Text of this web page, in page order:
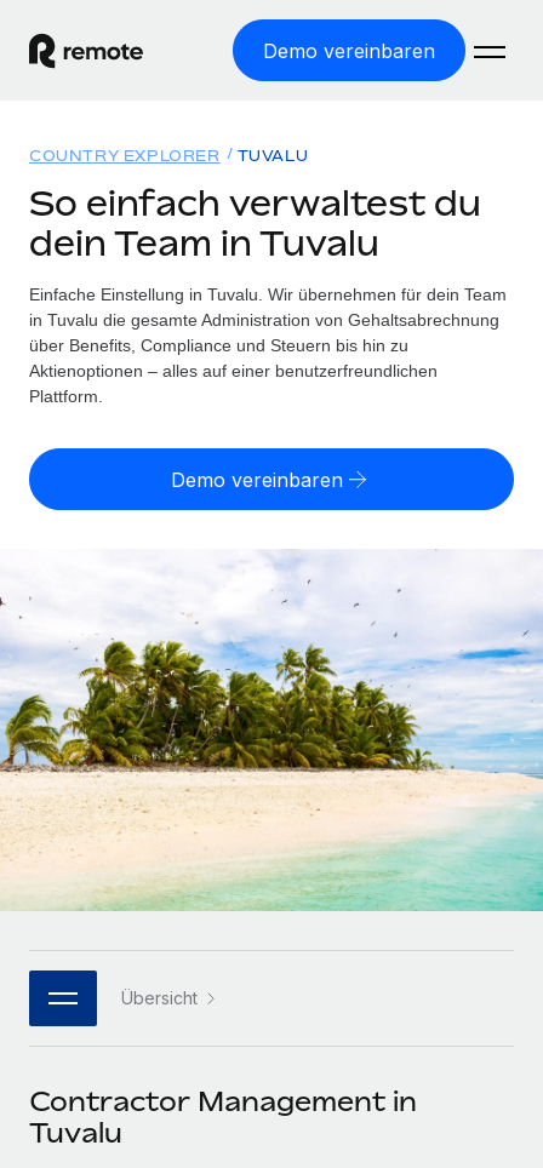
Demo vereinbaren
WELTWEITE BESCHÄFTIGUNG
Globale Payroll
Einfache, rechtssicher Payroll
Employer of Record
Weltweites Wachstum ohne Kosten für Niederlassungen
Contractor of Record
Rechtssichere, weltweite Arbeit mit Freelancer:innen
Globales Onboarding und Verwalten von
PEO
Auslagern von komplexen HR-Aufgaben
INFRASTRUKTUR
Remote Embedded
Nahtlose Integration der HR in bestehende Abläufe
Plattform
Integrierte HR-Kernfunktionen für dein Team
MCP
Integrationen
Tools
Lösungen
WELTWEITE ABDECKUNG
Country Explorer
Länderspezifische Unterstützung bei der Einstellung
Einfache Einstellung in allen US-Bundesstaaten
WACHSTUMSPHASE
Startups
Agile HR- und Payroll-Lösungen für wachsende
Unternehmen
Mittelstand
Maßgeschneiderte HR-Lösungen, um Teams zu
vergrößern
Globale HR für Konzerne und Großunternehmen
PARTNER WERDEN
Flexible Einbettung von Global-HR-Funktionen in deine
Partner werden
Ressourcen
TOOLS UND RECHNER
Scheinselbstständigkeitsrisiko berechnen
Personalkostenrechner
Gesamtbeschäftigungskosten
Honorarzahlungen berechnen
Informationen zu möglichen Währungen und
Abwicklungsfristen für globale Freelancer:innen
LERNEN MIT REMOTE
Forschung und Leitfäden
Fallstudien
HR-Glossar
Bibliothek für Stellenbeschreibungen
Webinare
Events
Newsroom
Preise
Nederlands
Français
Deutsch
Español
Italiano
Português (Portugal)
한국어
Anmelden
COUNTRY EXPLORER TUVALU
So einfach verwaltest du
dein Team in Tuvalu
Einfache Einstellung in Tuvalu. Wir übernehmen für dein Team
in Tuvalu die gesamte Administration von Gehaltsabrechnung
über Benefits, Compliance und Steuern bis hin zu
Aktienoptionen – alles auf einer benutzerfreundlichen
Plattform.
Demo vereinbaren
Übersicht
Contractor Management in
Tuvalu